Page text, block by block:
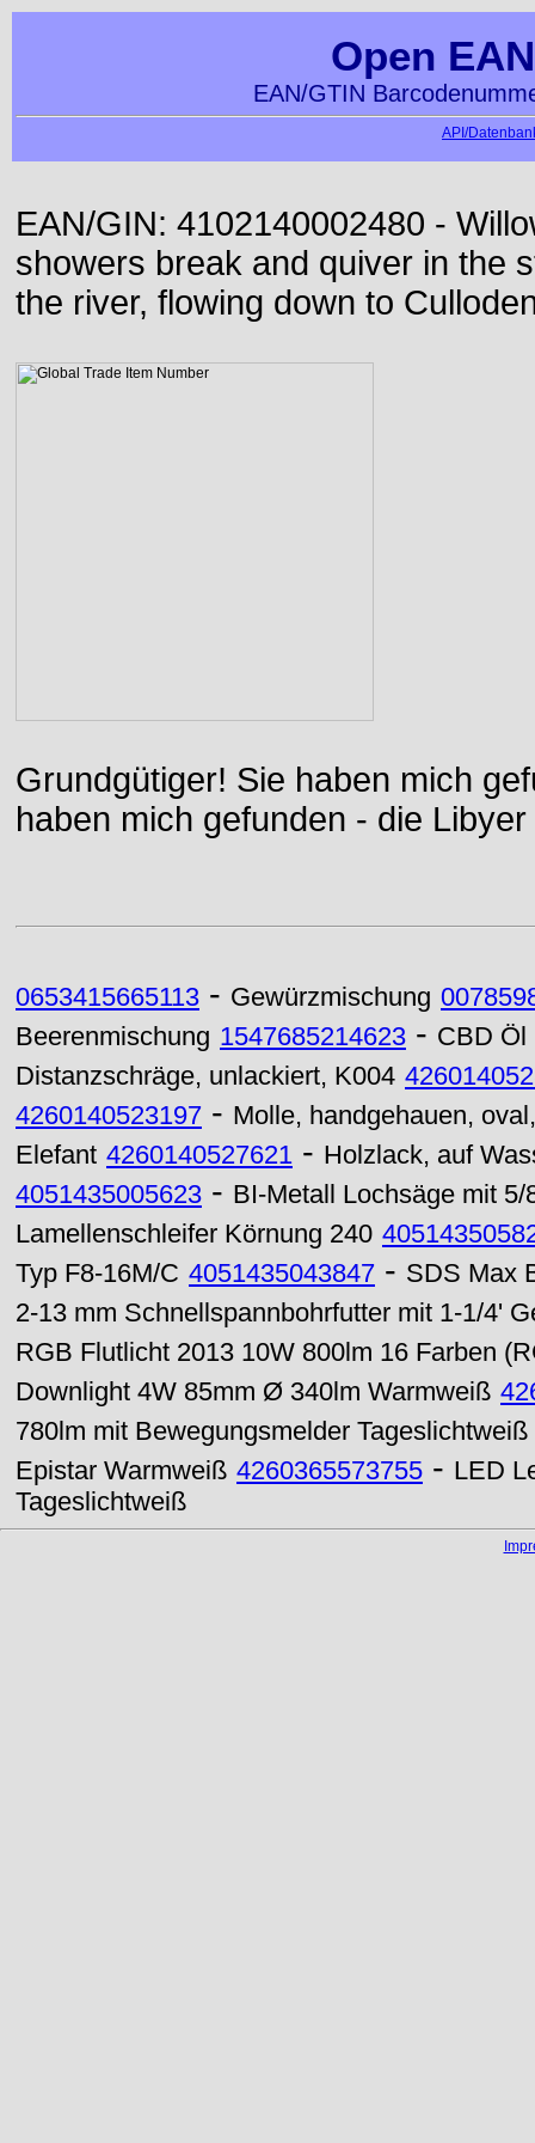
Open
EAN/GTIN
API/
EAN/GIN: 4102140002480 -
showers break and quiver in the
the river, flowing down to
Grundgütiger! Sie haben mich
haben mich gefunden - die
0653415665113 - Gewürzmischung
Beerenmischung 1547685214623 - CBD Öl
Distanzschräge, unlackiert, K004
4260140523197 - Molle, handgehauen,
Elefant 4260140527621 - Holzlack, auf
4051435005623 - BI-Metall Lochsäge mit
Lamellenschleifer Körnung 240
Typ F8-16M/C 4051435043847 - SDS Max
2-13 mm Schnellspannbohrfutter mit 1-1/4'
RGB Flutlicht 2013 10W 800lm 16 Farben
Downlight 4W 85mm Ø 340lm Warmweiß
780lm mit Bewegungsmelder Tageslichtweiß
Epistar Warmweiß 4260365573755 - LED
Tageslichtweiß